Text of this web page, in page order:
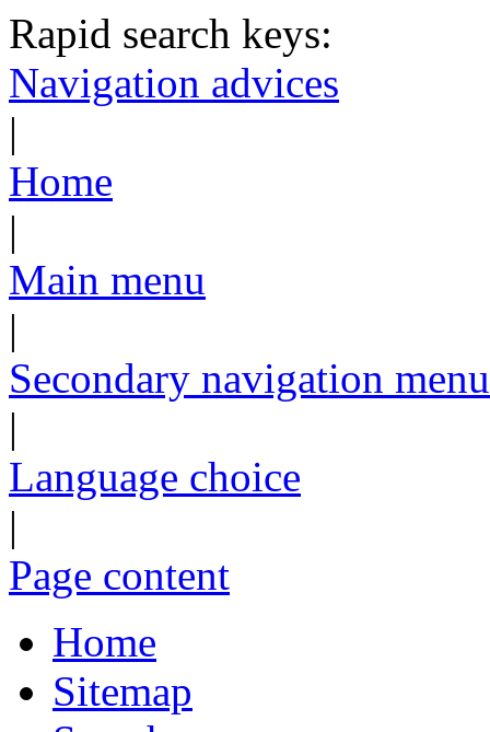
Rapid search keys:
Navigation advices
|
Home
|
Main menu
|
Secondary navigation menu
|
Language choice
|
Page content
Home
Sitemap